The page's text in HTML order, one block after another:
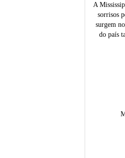
A
sorrisos
surgem
do país